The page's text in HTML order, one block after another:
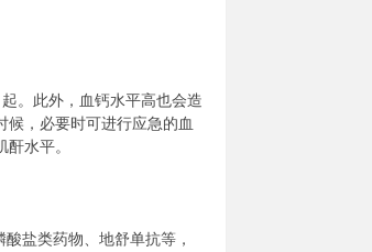
。此外，血钙水平高也会造
候，必要时可进行应急的血
水平。
盐类药物、地舒单抗等，